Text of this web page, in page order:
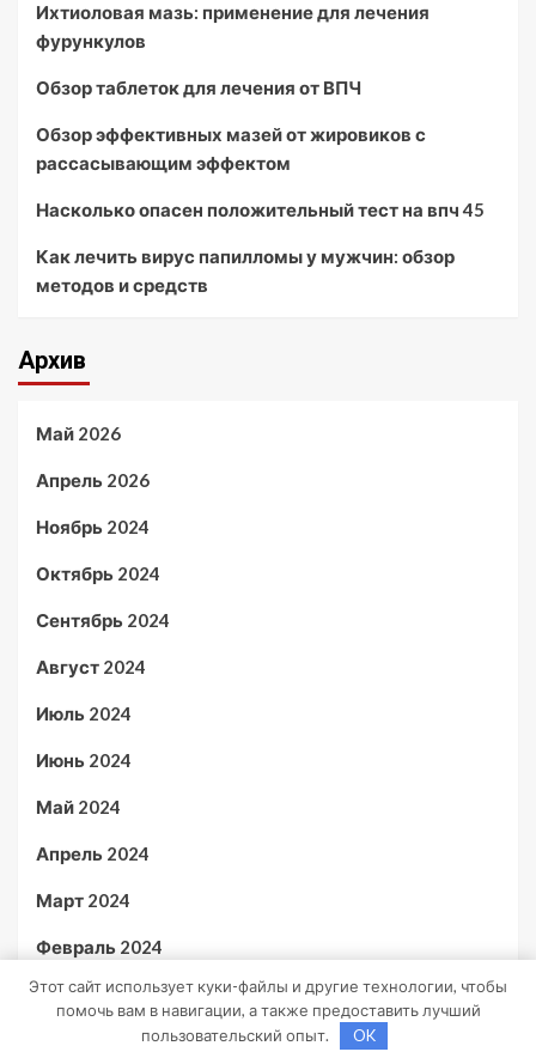
Ихтиоловая мазь: применение для лечения
фурункулов
Обзор таблеток для лечения от ВПЧ
Обзор эффективных мазей от жировиков с
рассасывающим эффектом
Насколько опасен положительный тест на впч 45
Как лечить вирус папилломы у мужчин: обзор
методов и средств
Архив
Май 2026
Апрель 2026
Ноябрь 2024
Октябрь 2024
Сентябрь 2024
Август 2024
Июль 2024
Июнь 2024
Май 2024
Апрель 2024
Март 2024
Февраль 2024
Январь 2024
Декабрь 2023
Этот сайт использует куки-файлы и другие технологии, чтобы
помочь вам в навигации, а также предоставить лучший
пользовательский опыт.
OK